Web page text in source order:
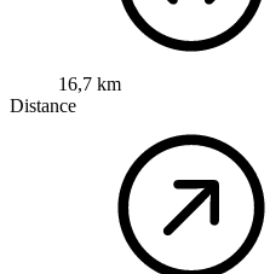
16,7 km
Distance